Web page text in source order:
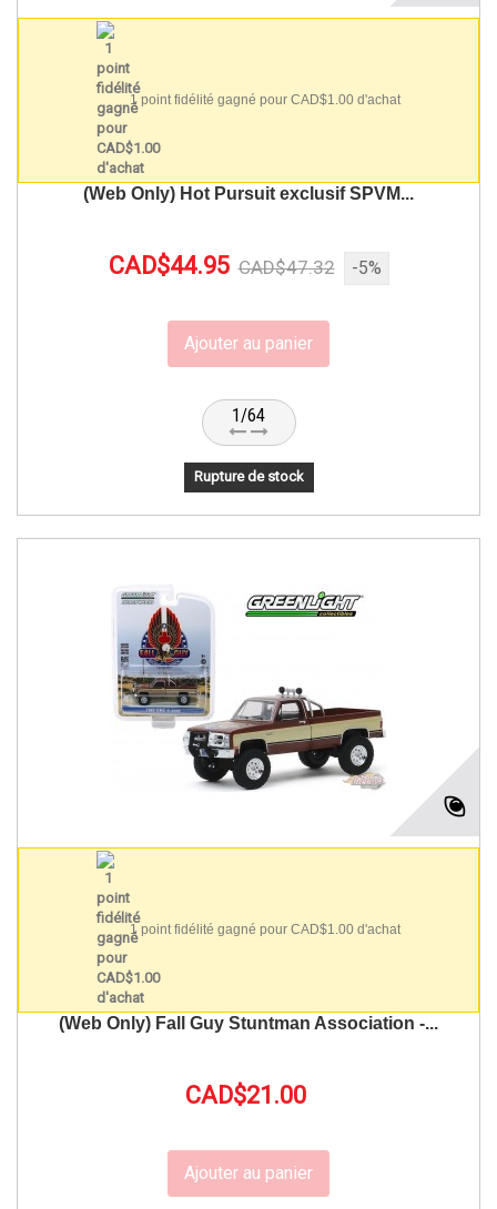
1 point fidélité gagné pour CAD$1.00 d'achat
(Web Only) Hot Pursuit exclusif SPVM...
CAD$44.95 CAD$47.32 -5%
Ajouter au panier
1/64
Rupture de stock
1 point fidélité gagné pour CAD$1.00 d'achat
(Web Only) Fall Guy Stuntman Association -...
CAD$21.00
Ajouter au panier